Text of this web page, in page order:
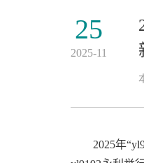
25
2025-11
2025年